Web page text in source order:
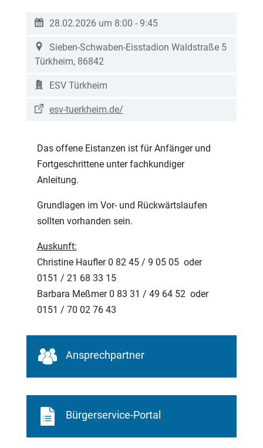
28.02.2026 um 8:00 - 9:45
Sieben-Schwaben-Eisstadion Waldstraße 5
Türkheim, 86842
ESV Türkheim
esv-tuerkheim.de/
Das offene Eistanzen ist für Anfänger und
Fortgeschrittene unter fachkundiger
Anleitung.
Grundlagen im Vor- und Rückwärtslaufen
sollten vorhanden sein.
Auskunft:
Christine Haufler 0 82 45 / 9 05 05 oder
0151 / 21 68 33 15
Barbara Meßmer 0 83 31 / 49 64 52 oder
0151 / 70 02 76 43
Ansprechpartner
Bürgerservice-Portal